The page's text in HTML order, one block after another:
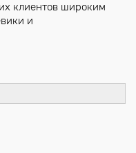
клиентов широким
и